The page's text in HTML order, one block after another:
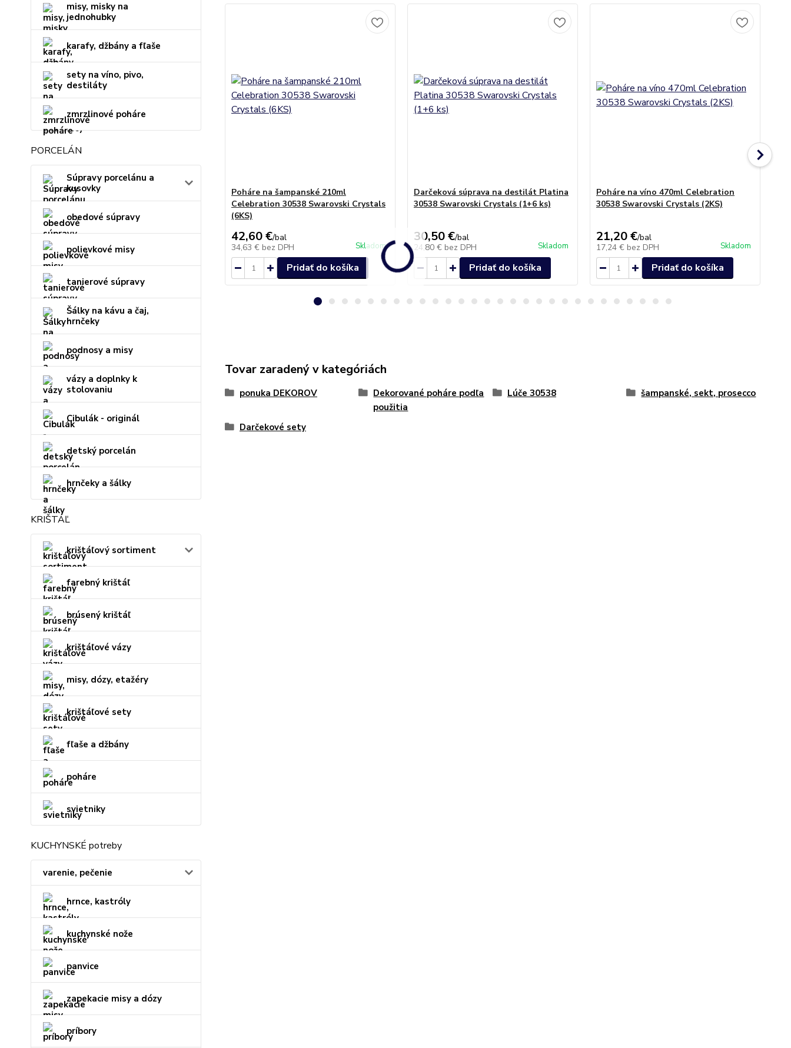
misy, misky na
jednohubky
karafy, džbány a fľaše
sety na víno, pivo,
destiláty
zmrzlinové poháre
PORCELÁN
Súpravy porcelánu a
kusovky
obedové súpravy
polievkové misy
tanierové súpravy
Šálky na kávu a čaj,
hrnčeky
podnosy a misy
vázy a doplnky k
stolovaniu
Cibulák - originál
detský porcelán
hrnčeky a šálky
KRIŠTÁĽ
krištáľový sortiment
farebný krištáľ
brúsený krištáľ
krištáľové vázy
misy, dózy, etažéry
krištáľové sety
fľaše a džbány
poháre
svietniky
KUCHYNSKÉ potreby
varenie, pečenie
hrnce, kastróly
kuchynské nože
panvice
zapekacie misy a dózy
príbory
Poháre na šampanské 210ml
Celebration 30538 Swarovski Crystals
(6KS)
42,60 €/bal
34,63 € bez DPH Skladom
Pridať do košíka
Darčeková súprava na destilát Platina
30538 Swarovski Crystals (1+6 ks)
30,50 €/bal
24,80 € bez DPH Skladom
Pridať do košíka
Poháre na víno 470ml Celebration
30538 Swarovski Crystals (2KS)
21,20 €/bal
17,24 € bez DPH Skladom
Pridať do košíka
Tovar zaradený v kategóriách
ponuka DEKOROV
Dekorované poháre podľa
použitia
Lúče 30538 šampanské, sekt, prosecco
Darčekové sety